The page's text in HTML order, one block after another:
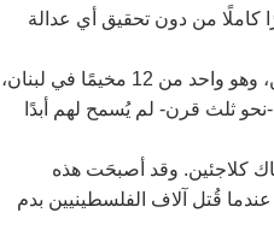
كاملًا من دون تحقيق أي عدالة
‏كان العديد من الفلسطينيين الذين تعرضوا للتطهير العرقي في فلسطين قد فروا إلى مخيم شاتيلا للاجئين، وهو واحد من 12 مخيمًا في لبنان،
كلاجئين منذ 34 عامًا. وطوال تلك الفترة -نحو ثلث قرن- لم يُسمح لهم أبدًا
كلاجئين. وقد أصبحَت هذه
عملي التطوعي هناك، عندما قُتل آلاف الفلسطينيين بدم